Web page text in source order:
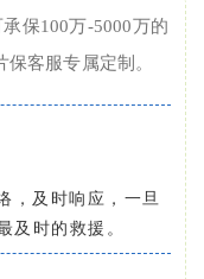
保100万-5000万的
客服专属定制。
，及时响应，一旦
及时的救援。